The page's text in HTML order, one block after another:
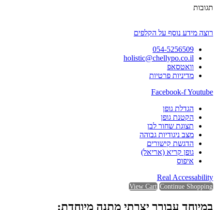
תגובות
רוצה מידע נוסף על הקלפים
054-5256509
holistic@chellypo.co.il
וואטסאפ
מדיניות פרטיות
Facebook-fYoutube
הגדלת גופן
הקטנת גופן
תצוגת שחור לבן
מצב ניגודיות גבוהה
הדגשת קישורים
גופן קריא (אריאל)
איפוס
Real Accessability
View Cart Continue Shopping
במיוחד עבורך יצרתי מתנה מיוחדת: